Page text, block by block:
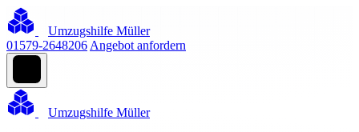
Umzugshilfe Müller
01579-2648206 Angebot anfordern
Umzugshilfe Müller